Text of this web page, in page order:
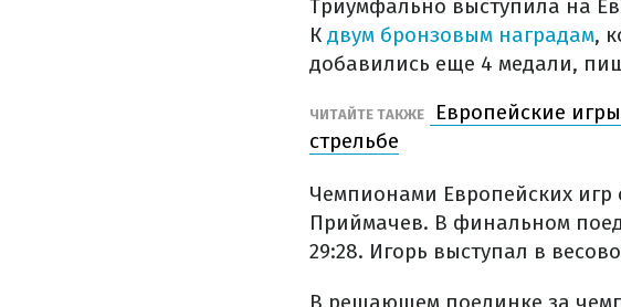
Триумфально выступила на
К двум бронзовым наградам,
добавились еще 4 медали,
ЧИТАЙТЕ ТАКЖЕ
Европейские
стрельбе
Чемпионами Европейских
Приймачев. В финальном
29:28. Игорь выступал в